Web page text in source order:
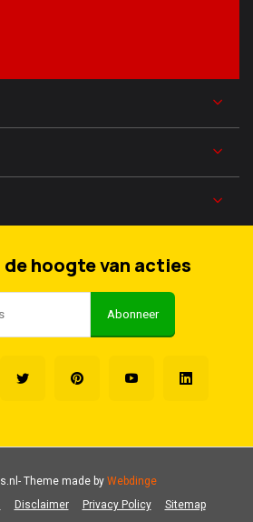
de hoogte van acties
Abonneer
Disclaimer Privacy Policy Sitemap
- Theme made byWebdinge